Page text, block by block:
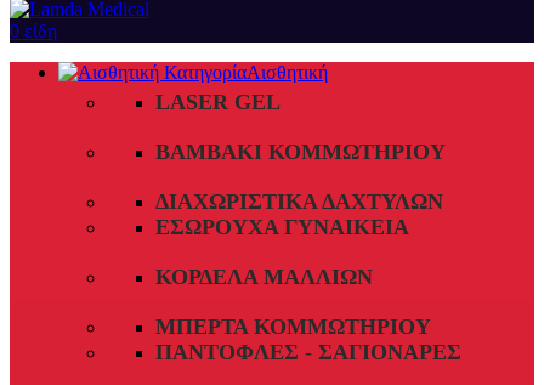
0 είδη
Αισθητική
LASER GEL
ΒΑΜΒΆΚΙ ΚΟΜΜΩΤΗΡΊΟΥ
ΔΙΑΧΩΡΙΣΤΙΚΆ ΔΑΧΤΎΛΩΝ
ΕΣΏΡΟΥΧΑ ΓΥΝΑΙΚΕΊΑ
ΚΟΡΔΈΛΑ ΜΑΛΛΙΏΝ
ΜΠΈΡΤΑ ΚΟΜΜΩΤΗΡΊΟΥ
ΠΑΝΤΌΦΛΕΣ - ΣΑΓΙΟΝΆΡΕΣ